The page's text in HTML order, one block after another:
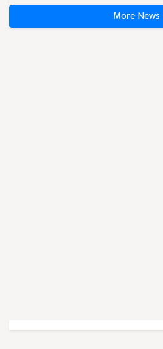
More News